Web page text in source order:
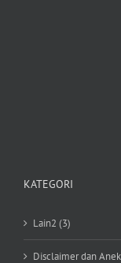
KATEGORI
Lain2 (3)
Disclaimer dan